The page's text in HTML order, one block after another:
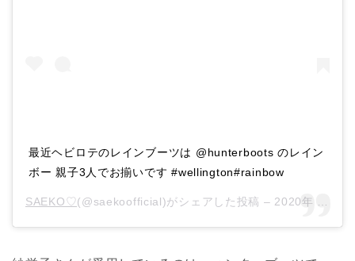
最近ヘビロテのレインブーツは @hunterboots のレイン
ボー 親子3人でお揃いです‍‍ #wellington#rainbow
SAEKO♡(@saekoofficial)がシェアした投稿 – 2020年 8月月16日午後7時31分PDT